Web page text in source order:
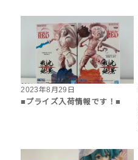
2023年8月29日
■プライズ入荷情報です！■